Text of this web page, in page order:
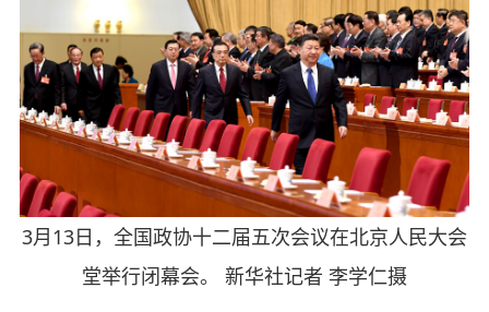
3月13日，全国政协十二届五次会议在北京人民大会
堂举行闭幕会。 新华社记者 李学仁摄